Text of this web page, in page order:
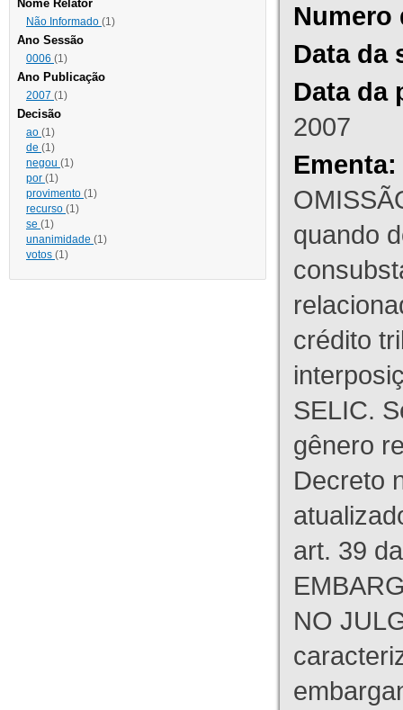
Nome Relator
Não Informado (1)
Ano Sessão
0006 (1)
Ano Publicação
2007 (1)
Decisão
ao (1)
de (1)
negou (1)
por (1)
provimento (1)
recurso (1)
se (1)
unanimidade (1)
votos (1)
Numero
Data da
Data da
2007
Ementa:
quando
crédito
SELIC.
gênero
Decreto
art. 39
NO